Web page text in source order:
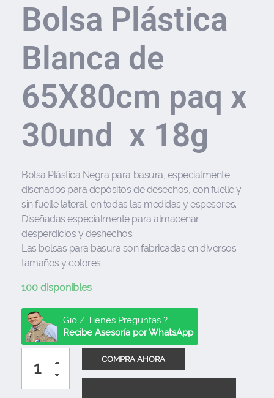
Bolsa Plástica
Blanca de
65X80cm paq x
30und x 18g
Bolsa Plástica Negra para basura, especialmente
diseñados para depósitos de desechos, con fuelle y
sin fuelle lateral, en todas las medidas y espesores.
Diseñadas especialmente para almacenar
desperdicios y deshechos.
Las bolsas para basura son fabricadas en diversos
tamaños y colores.
100 disponibles
Gio / Tienes Preguntas ?
Recibe Asesoría por WhatsApp